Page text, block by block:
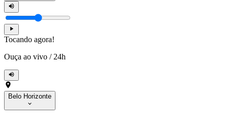
Tocando agora!
Ouça ao vivo / 24h
Belo Horizonte